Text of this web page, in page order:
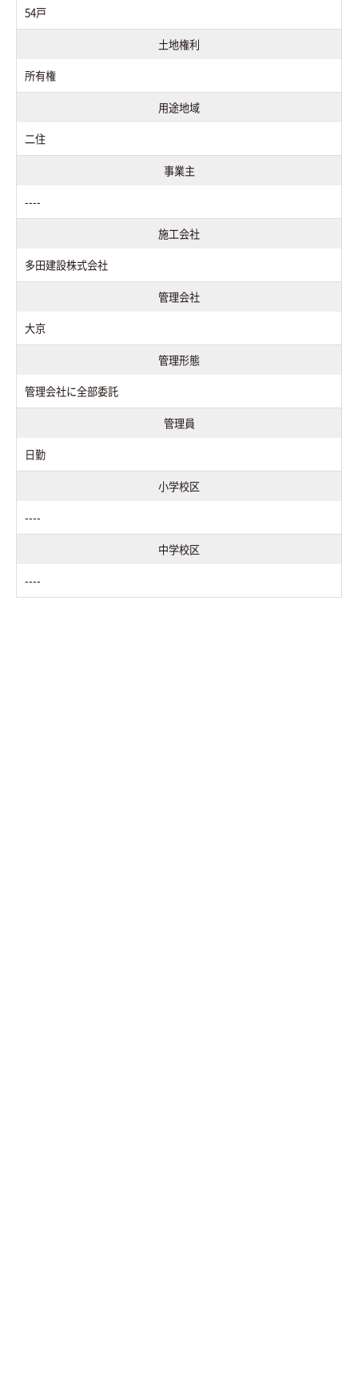
54戸
土地権利
所有権
用途地域
二住
事業主
----
施工会社
多田建設株式会社
管理会社
大京
管理形態
管理会社に全部委託
管理員
日勤
小学校区
----
中学校区
----